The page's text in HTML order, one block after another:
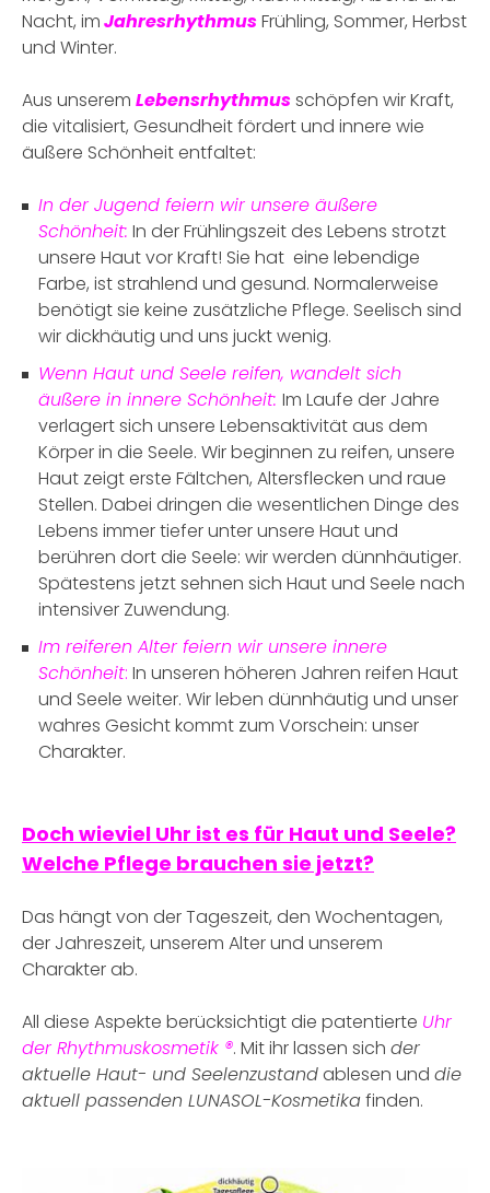
Nacht, imJahresrhythmusFrühling, Sommer, Herbst
und Winter.
Aus unserem Lebensrhythmusschöpfen wir Kraft,
die vitalisiert, Gesundheit fördert und innere wie
äußere Schönheit entfaltet:
In der Jugend feiern wir unsere äußere
Schönheit: In der Frühlingszeit des Lebens strotzt
unsere Haut vor Kraft! Sie hat eine lebendige
Farbe, ist strahlend und gesund. Normalerweise
benötigt sie keine zusätzliche Pflege. Seelisch sind
wir dickhäutig und uns juckt wenig.
Wenn Haut und Seele reifen, wandelt sich
äußere in innere Schönheit: Im Laufe der Jahre
verlagert sich unsere Lebensaktivität aus dem
Körper in die Seele. Wir beginnen zu reifen, unsere
Haut zeigt erste Fältchen, Altersflecken und raue
Stellen. Dabei dringen die wesentlichen Dinge des
Lebens immer tiefer unter unsere Haut und
berühren dort die Seele: wir werden dünnhäutiger.
Spätestens jetzt sehnen sich Haut und Seele nach
intensiver Zuwendung.
Im reiferen Alter feiern wir unsere innere
Schönheit: In unseren höheren Jahren reifen Haut
und Seele weiter. Wir leben dünnhäutig und unser
wahres Gesicht kommt zum Vorschein: unser
Charakter.
Doch wieviel Uhr ist es für Haut und Seele?
Welche Pflege brauchen sie jetzt?
Das hängt von der Tageszeit, den Wochentagen,
der Jahreszeit, unserem Alter und unserem
Charakter ab.
All diese Aspekte berücksichtigt die patentierte Uhr
der Rhythmuskosmetik ®. Mit ihr lassen sich der
aktuelle Haut- und Seelenzustandablesen und die
aktuell passenden LUNASOL-Kosmetikafinden.